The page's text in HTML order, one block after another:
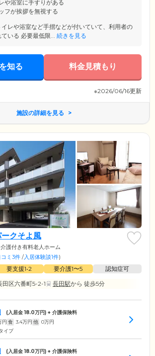
や浴室に手すりがある
フが挨拶を無視する
レや浴室など手摺などが付いていて、利用者の
いる 必要最低限... 続きを見る
知る 料金見積もり
※2026/06/16更新
施設の詳細を見る
クそよ風
介護付き有料老人ホーム
コミ3件 /入居体験談1件)
要支援1•2 要介護1〜5
認知症可
区六番町5-2-1
長田駅から 徒歩5分
(入居金18.0万円) + 介護保険料
円 食 3.4万円 他 0万円
イプ
(入居金18.0万円) + 介護保険料